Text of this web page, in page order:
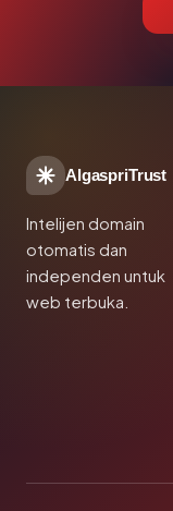
AlgaspriTrust
Intelijen domain
otomatis dan
independen untuk
web terbuka.